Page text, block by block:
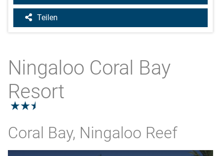
Teilen
Ningaloo Coral Bay
Resort
2.5
Coral Bay, Ningaloo Reef